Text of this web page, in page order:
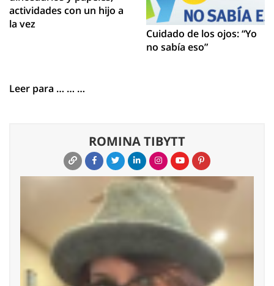
actividades con un hijo a
la vez
Cuidado de los ojos: “Yo
no sabía eso”
Leer para … … …
ROMINA TIBYTT